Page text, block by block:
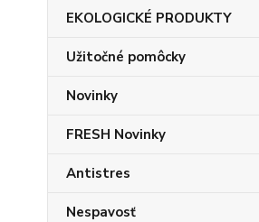
EKOLOGICKÉ PRODUKTY
Užitočné pomôcky
Novinky
FRESH Novinky
Antistres
Nespavosť